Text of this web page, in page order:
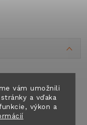
vám umožnili
a vďaka
výkon a
na spoľahlivé
vozidiel a